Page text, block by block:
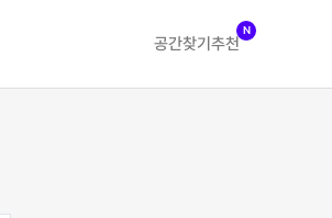
공간찾기 추천
N